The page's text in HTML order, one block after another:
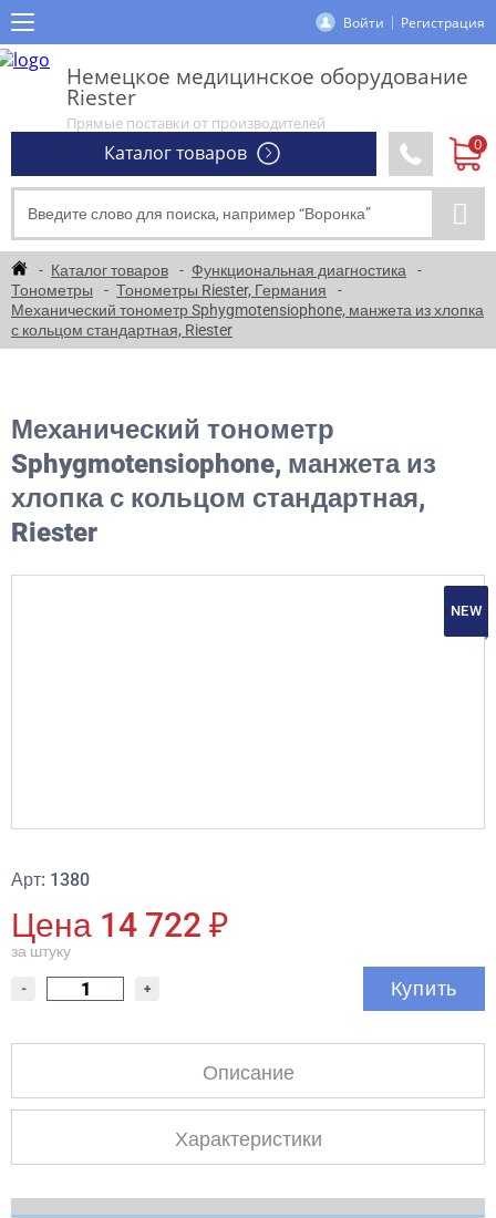
Войти Регистрация
Немецкое медицинское оборудование
Riester
Прямые поставки от производителей
Каталог товаров
Каталог товаров
Функциональная диагностика
Тонометры
Тонометры Riester, Германия
Механический тонометр Sphygmotensiophone, манжета из хлопка
с кольцом стандартная, Riester
Механический тонометр
Sphygmotensiophone, манжета из
хлопка с кольцом стандартная,
Riester
NEW
Арт: 1380
Цена 14 722 ₽
за штуку
- + Купить
Описание
Характеристики